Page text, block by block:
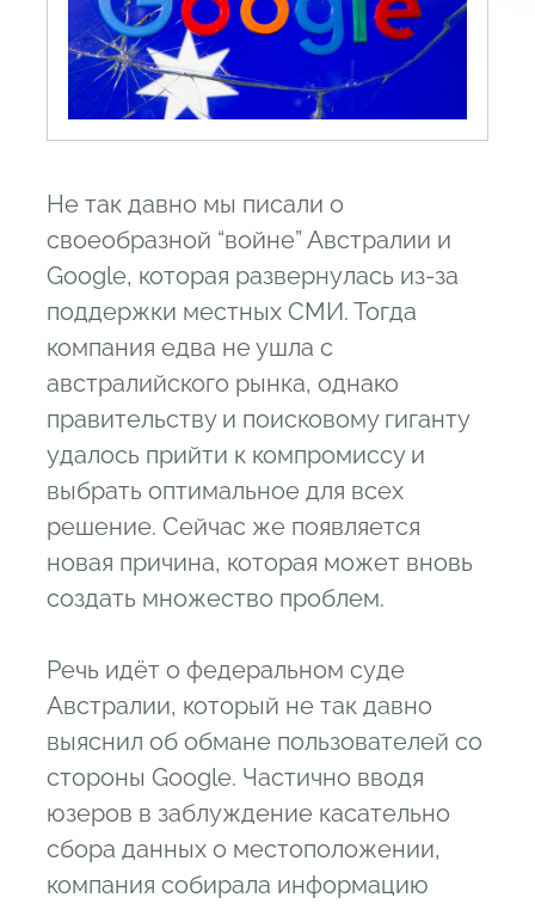
Не так давно мы писали о
своеобразной “войне” Австралии и
Google, которая развернулась из-за
поддержки местных СМИ. Тогда
компания едва не ушла с
австралийского рынка, однако
правительству и поисковому гиганту
удалось прийти к компромиссу и
выбрать оптимальное для всех
решение. Сейчас же появляется
новая причина, которая может вновь
создать множество проблем.
Речь идёт о федеральном суде
Австралии, который не так давно
выяснил об обмане пользователей со
стороны Google. Частично вводя
юзеров в заблуждение касательно
сбора данных о местоположении,
компания собирала информацию